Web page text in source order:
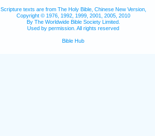
Scripture texts are from The Holy Bible, Chinese New Version,
Copyright © 1976, 1992, 1999, 2001, 2005, 2010
By The Worldwide Bible Society Limited.
Used by permission. All rights reserved
Bible Hub